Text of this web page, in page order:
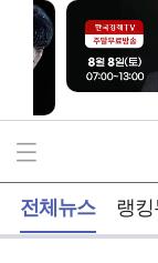
전체뉴스 랭